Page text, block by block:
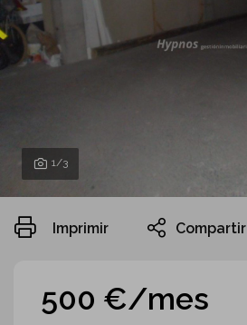
500 €/mes
Imprimir Compartir
1/3